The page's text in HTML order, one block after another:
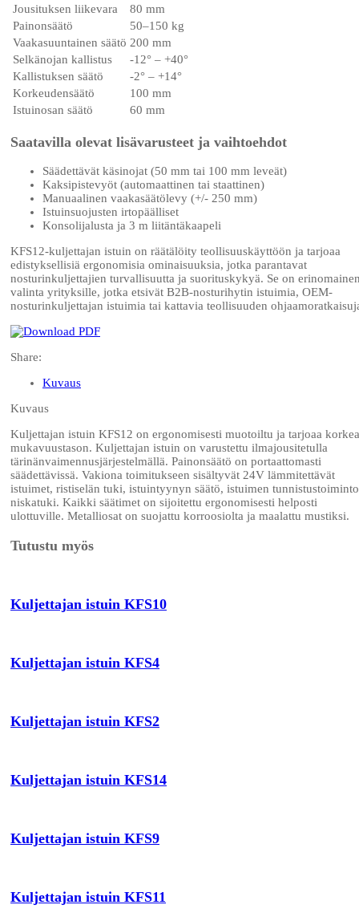
Jousituksen liikevara
80 mm
Painonsäätö
50–150 kg
Vaakasuuntainen säätö 200 mm
Selkänojan kallistus
-12° – +40°
Kallistuksen säätö
-2° – +14°
Korkeudensäätö
100 mm
Istuinosan säätö
60 mm
Saatavilla olevat lisävarusteet ja vaihtoehdot
Säädettävät käsinojat (50 mm tai 100 mm leveät)
Kaksipistevyöt (automaattinen tai staattinen)
Manuaalinen vaakasäätölevy (+/- 250 mm)
Istuinsuojusten irtopäälliset
Konsolijalusta ja 3 m liitäntäkaapeli
KFS12-kuljettajan istuin on räätälöity teollisuuskäyttöön ja tarjoaa
edistyksellisiä ergonomisia ominaisuuksia, jotka parantavat
nosturinkuljettajien turvallisuutta ja suorituskykyä. Se on
valinta yrityksille, jotka etsivät B2B-nosturihytin istuimia, OEM-
nosturinkuljettajan istuimia tai kattavia teollisuuden
Share:
Kuvaus
Kuvaus
Kuljettajan istuin KFS12 on ergonomisesti muotoiltu ja tarjoaa
mukavuustason. Kuljettajan istuin on varustettu ilmajousitetulla
tärinänvaimennusjärjestelmällä. Painonsäätö on portaattomasti
säädettävissä. Vakiona toimitukseen sisältyvät 24V lämmitettävät
istuimet, ristiselän tuki, istuintyynyn säätö, istuimen
niskatuki. Kaikki säätimet on sijoitettu ergonomisesti helposti
ulottuville. Metalliosat on suojattu korroosiolta ja maalattu mustiksi.
Tutustu myös
Kuljettajan istuin KFS10
Kuljettajan istuin KFS4
Kuljettajan istuin KFS2
Kuljettajan istuin KFS14
Kuljettajan istuin KFS9
Kuljettajan istuin KFS11